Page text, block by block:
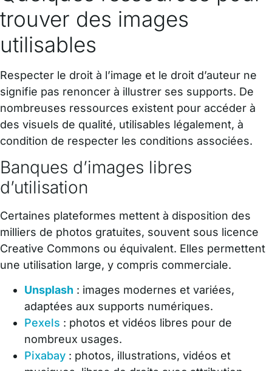
trouver des images
utilisables
Respecter le droit à l’image et le droit d’auteur ne
signifie pas renoncer à illustrer ses supports. De
nombreuses ressources existent pour accéder à
des visuels de qualité, utilisables légalement, à
condition de respecter les conditions associées.
Banques d’images libres
d’utilisation
Certaines plateformes mettent à disposition des
milliers de photos gratuites, souvent sous licence
Creative Commons ou équivalent. Elles permettent
une utilisation large, y compris commerciale.
Unsplash : images modernes et variées,
adaptées aux supports numériques.
Pexels : photos et vidéos libres pour de
nombreux usages.
Pixabay : photos, illustrations, vidéos et